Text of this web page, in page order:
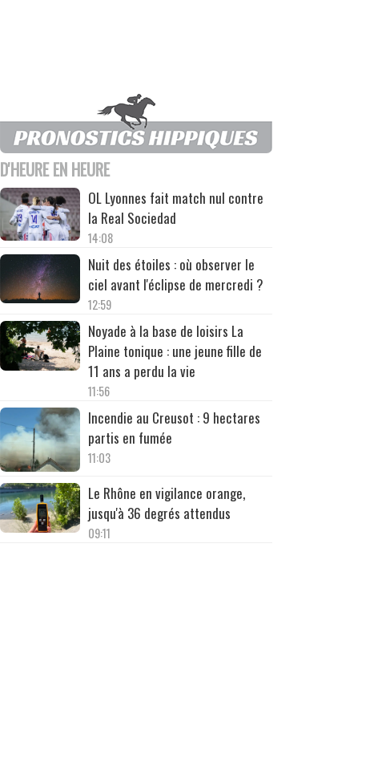
D'HEURE EN HEURE
OL Lyonnes fait match nul contre
la Real Sociedad
14:08
Nuit des étoiles : où observer le
ciel avant l'éclipse de mercredi ?
12:59
Noyade à la base de loisirs La
Plaine tonique : une jeune fille de
11 ans a perdu la vie
11:56
Incendie au Creusot : 9 hectares
partis en fumée
11:03
Le Rhône en vigilance orange,
jusqu'à 36 degrés attendus
09:11